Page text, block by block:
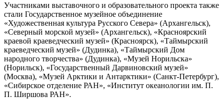
Участниками выставочного и образовательного проекта также
стали Государственное музейное объединение
«‎Художественная культура Русского Севера» (Архангельск),
«Северный морской музей» (Архангельск), «Красноярский
краевой краеведческий музей» (Красноярск), «Таймырский
краеведческий музей» (Дудинка), «Таймырский Дом
народного творчества» (Дудинка), «Музей Норильска»
(Норильск), «Государственный Дарвиновский музей»
(Москва), «Музей Арктики и Антарктики» (Санкт-Петербург),
«Сибирское отделение РАН», «Институт океанологии им. П.
П. Ширшова РАН».